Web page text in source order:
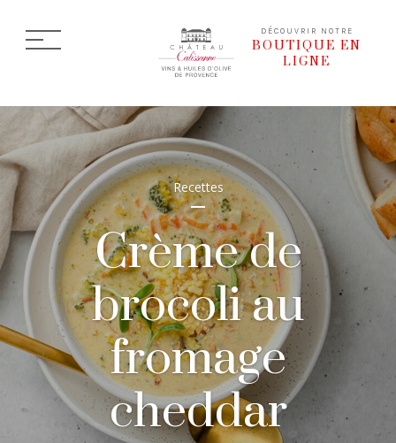
DÉCOUVRIR NOTRE
BOUTIQUE EN
LIGNE
Recettes
Crème de
brocoli au
fromage
cheddar